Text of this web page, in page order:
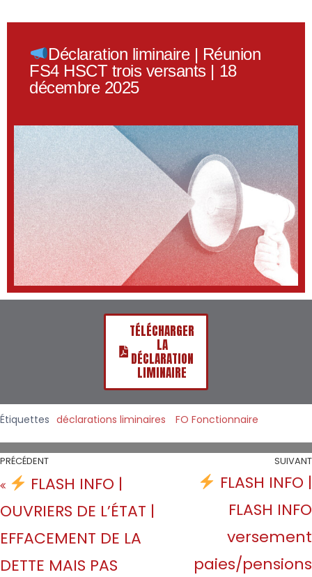
Déclaration liminaire | Réunion
FS4 HSCT trois versants | 18
décembre 2025
TÉLÉCHARGER
LA
DÉCLARATION
LIMINAIRE
Étiquettes déclarations liminaires FO Fonctionnaire
PRÉCÉDENT
FLASH INFO |
OUVRIERS DE L’ÉTAT |
EFFACEMENT DE LA
DETTE MAIS PAS
SUIVANT
FLASH INFO |
FLASH INFO
versement
paies/pensions